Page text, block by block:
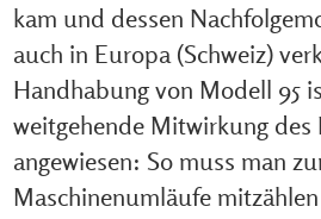
kam und dessen
auch in Europa (Schweiz)
Handhabung von Modell 95
weitgehende Mitwirkung des
angewiesen: So muss man
Maschinenumläufe